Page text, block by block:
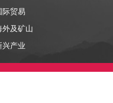
际贸易
外及矿山
兴产业